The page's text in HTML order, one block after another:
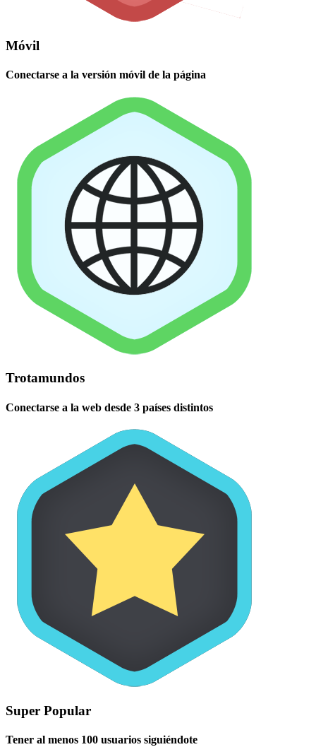
Móvil
Conectarse a la versión móvil de la página
Trotamundos
Conectarse a la web desde 3 países distintos
Super Popular
Tener al menos 100 usuarios siguiéndote